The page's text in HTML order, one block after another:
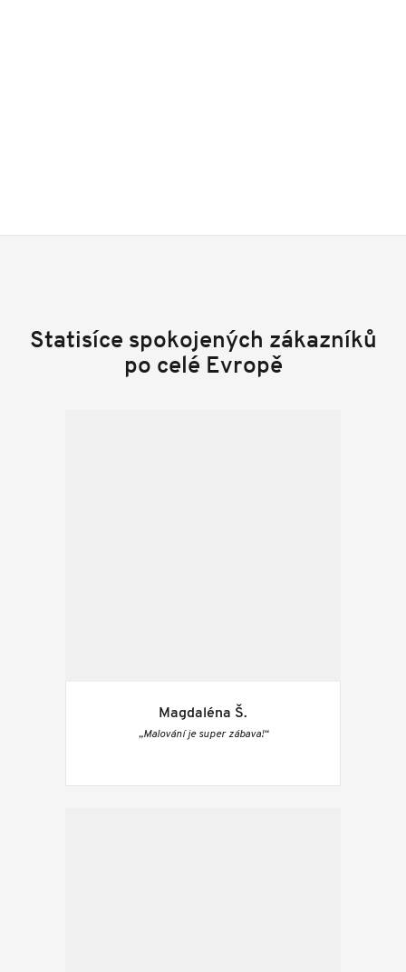
Statisíce spokojených zákazníků
po celé Evropě
Magdaléna Š.
„Malování je super zábava!“